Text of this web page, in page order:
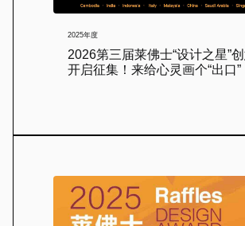
2025年度
2026第三届莱佛士“设计之星”
开启征集！来给心灵画个“出口”